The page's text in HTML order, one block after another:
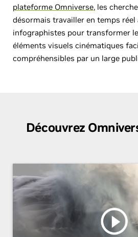
plateforme Omniverse, les
désormais travailler en temps réel
infographistes pour transformer
éléments visuels cinématiques
compréhensibles par un large
Découvrez